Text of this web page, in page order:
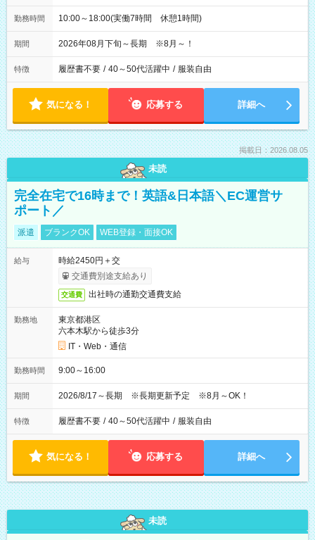
勤務時間 10:00～18:00(実働7時間 休憩1時間)
期間 2026年08月下旬～長期 ※8月～！
特徴 履歴書不要 / 40～50代活躍中 / 服装自由
気になる！ 応募する 詳細へ
掲載日：2026.08.05
未読
完全在宅で16時まで！英語&日本語＼EC運営サ
ポート／
派遣 ブランクOK WEB登録・面接OK
給与
時給2450円＋交
交通費別途支給あり
交通費 出社時の通勤交通費支給
勤務地
東京都港区
六本木駅から徒歩3分
IT・Web・通信
勤務時間 9:00～16:00
期間 2026/8/17～長期 ※長期更新予定 ※8月～OK！
特徴 履歴書不要 / 40～50代活躍中 / 服装自由
気になる！ 応募する 詳細へ
未読